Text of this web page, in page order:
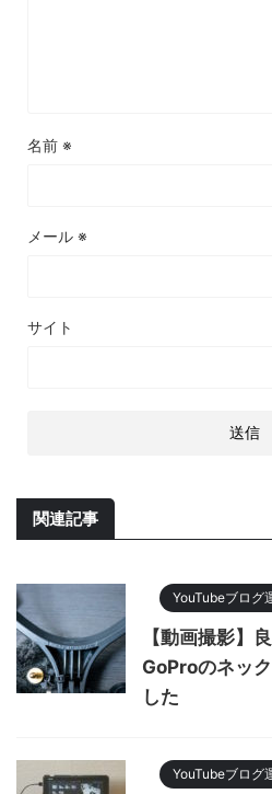
名前 ※
メール ※
サイト
関連記事
YouTubeブログ
【動画撮影】
GoProのネッ
した
YouTubeブログ